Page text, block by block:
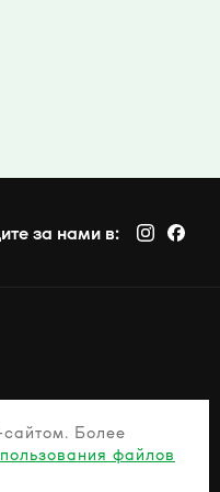
за нами в:
Более
файлов